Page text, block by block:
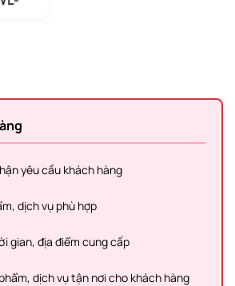
yêu cầu khách hàng
dịch vụ phù hợp
gian, địa điểm cung cấp
dịch vụ tận nơi cho khách hàng